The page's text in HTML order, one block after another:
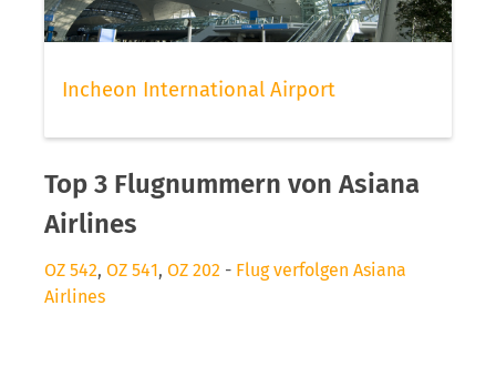
Incheon International Airport
Top 3 Flugnummern von Asiana
Airlines
OZ 542, OZ 541, OZ 202 - Flug verfolgen Asiana
Airlines